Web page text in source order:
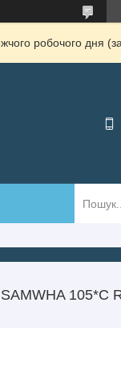
робочого дня
105*С